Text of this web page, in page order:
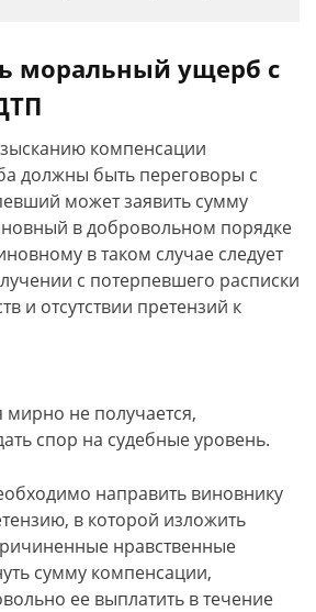
моральный ущерб с
компенсации
должны быть переговоры с
может заявить сумму
в добровольном порядке
в таком случае следует
с потерпевшего расписки
и отсутствии претензий к
мирно не получается,
спор на судебные уровень.
направить виновнику
в которой изложить
нравственные
сумму компенсации,
ее выплатить в течение